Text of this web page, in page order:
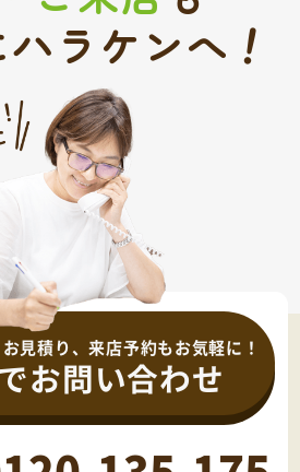
ラケンへ！
見積り、来店予約もお気軽に！
お問い合わせ